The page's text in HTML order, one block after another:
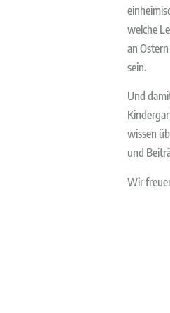
welche
an
sein.
Und
wissen
und
Wir